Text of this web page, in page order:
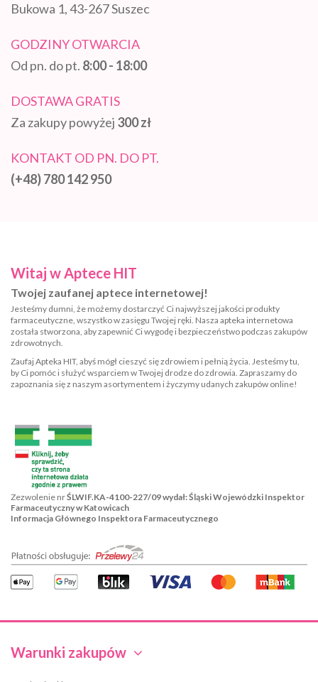
Bukowa 1, 43-267 Suszec
GODZINY OTWARCIA
Od pn. do pt. 8:00 - 18:00
DOSTAWA GRATIS
Za zakupy powyżej 300 zł
KONTAKT OD PN. DO PT.
(+48) 780 142 950
Warunki zakupów
Witaj w Aptece HIT
Twojej zaufanej aptece internetowej!
Jesteśmy dumni, że możemy dostarczyć Ci najwyższej jakości produkty
farmaceutyczne, wszystko w zasięgu Twojej ręki. Nasza apteka internetowa
została stworzona, aby zapewnić Ci wygodę i bezpieczeństwo podczas zakupów
zdrowotnych.
Zaufaj Apteka HIT, abyś mógł cieszyć się zdrowiem i pełnią życia. Jesteśmy tu,
by Ci pomóc i służyć wsparciem w Twojej drodze do zdrowia. Zapraszamy do
zapoznania się z naszym asortymentem i życzymy udanych zakupów online!
Zezwolenie nrŚLWIF.KA-4100-227/09 wydał: Śląski Wojewódzki Inspektor
Farmaceutyczny w Katowicach
Informacja Głównego Inspektora Farmaceutycznego